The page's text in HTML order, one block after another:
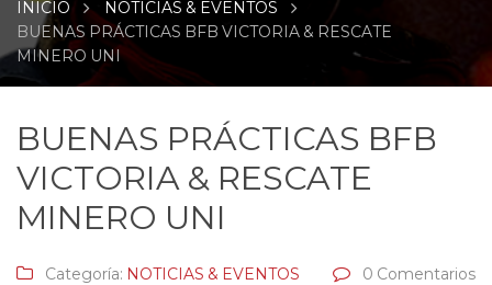
INICIO
NOTICIAS & EVENTOS
BUENAS PRÁCTICAS BFB VICTORIA & RESCATE
MINERO UNI
BUENAS PRÁCTICAS BFB
VICTORIA & RESCATE
MINERO UNI
Categoría: NOTICIAS & EVENTOS 0 Comentarios